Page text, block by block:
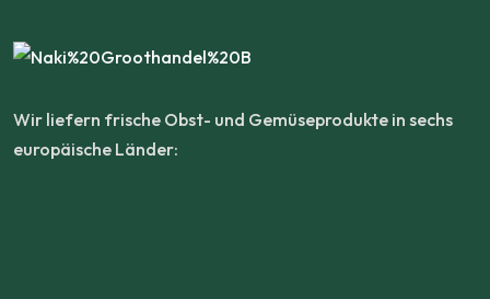
Wir liefern frische Obst- und Gemüseprodukte in sechs
europäische Länder: